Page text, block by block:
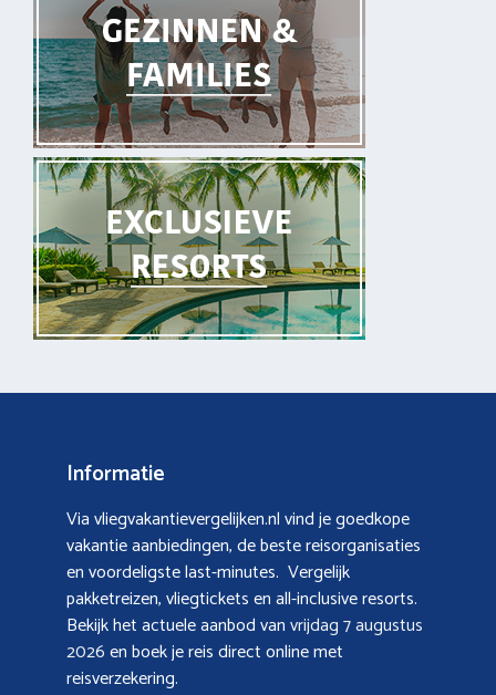
Informatie
Via vliegvakantievergelijken.nl vind je goedkope
vakantie aanbiedingen, de beste reisorganisaties
en voordeligste last-minutes. Vergelijk
pakketreizen, vliegtickets en all-inclusive resorts.
Bekijk het actuele aanbod vanvrijdag 7 augustus
2026en boek je reis direct online met
reisverzekering.